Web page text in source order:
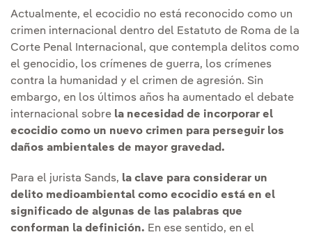
Actualmente, el ecocidio no está reconocido como un
crimen internacional dentro del Estatuto de Roma de la
Corte Penal Internacional, que contempla delitos como
el genocidio, los crímenes de guerra, los crímenes
contra la humanidad y el crimen de agresión. Sin
embargo, en los últimos años ha aumentado el debate
internacional sobre la necesidad de incorporar el
ecocidio como un nuevo crimen para perseguir los
daños ambientales de mayor gravedad.
Para el jurista Sands, la clave para considerar un
delito medioambiental como ecocidio está en el
significado de algunas de las palabras que
conforman la definición. En ese sentido, en el